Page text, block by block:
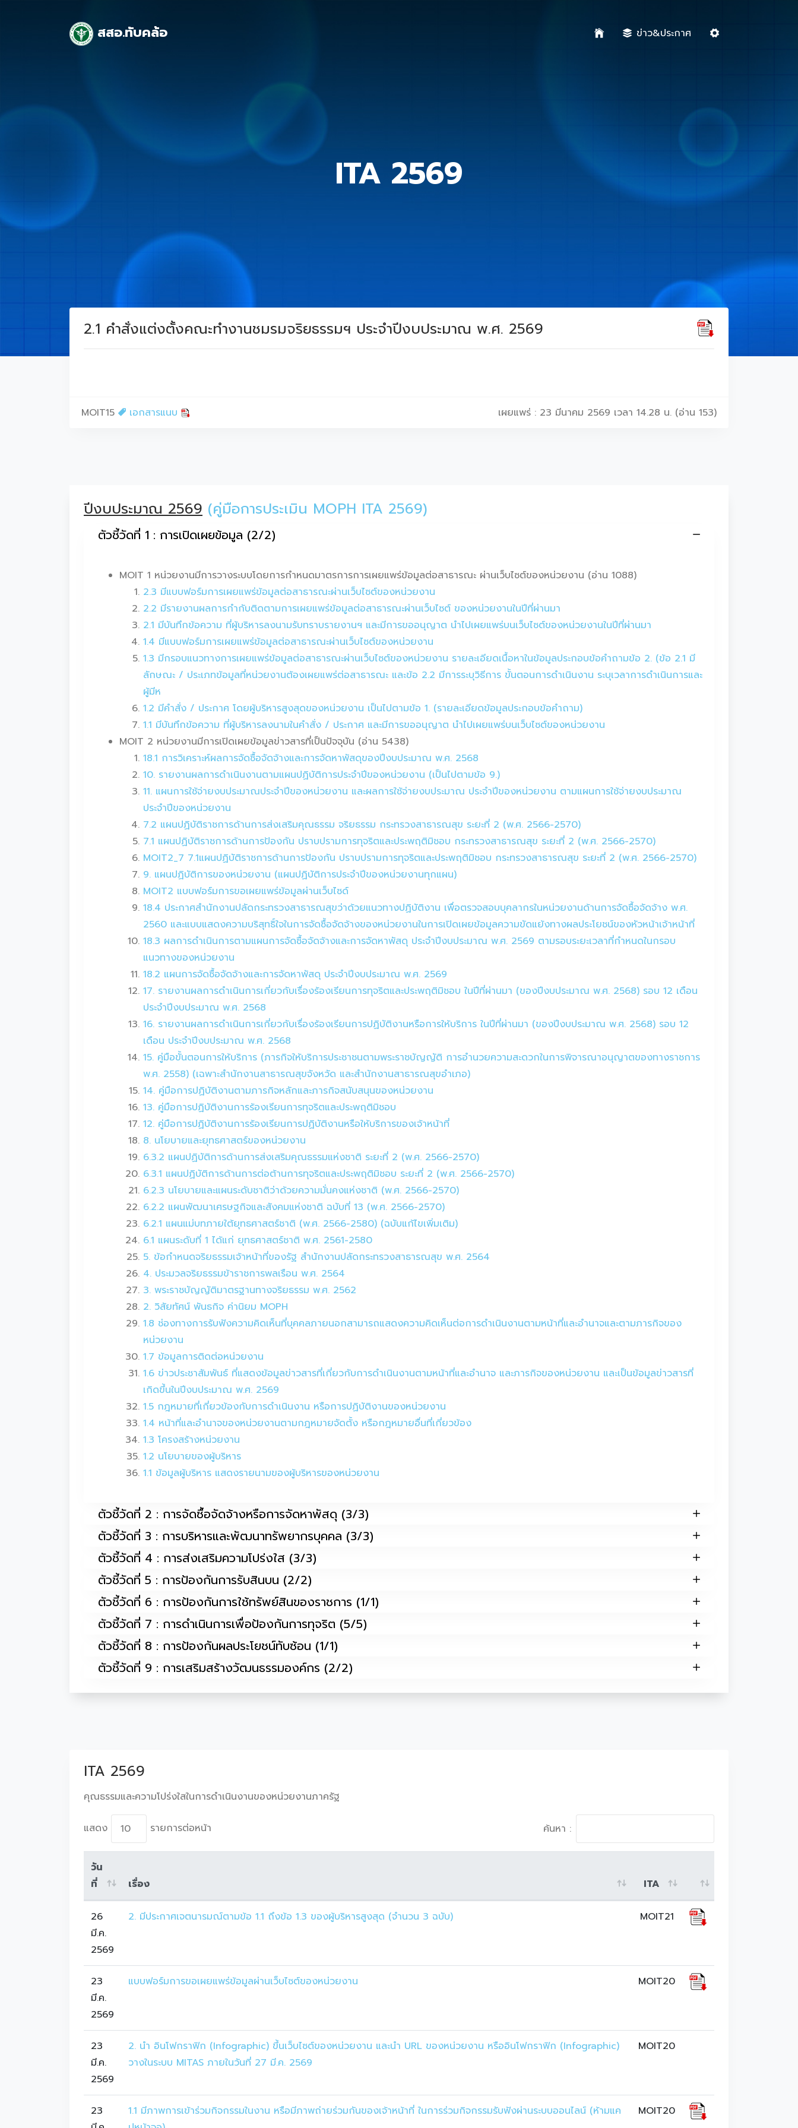
สสอ.ทับคล้อ ข่าว&ประกาศ
ITA 2569
2.1 คำสั่งแต่งตั้งคณะทำงานชมรมจริยธรรมฯ ประจำปีงบประมาณ พ.ศ. 2569
MOIT15 เอกสารแนบ เผยแพร่ : 23 มีนาคม 2569 เวลา 14.28 น. (อ่าน 153)
ปีงบประมาณ 2569 (คู่มือการประเมิน MOPH ITA 2569)
ตัวชี้วัดที่ 1 : การเปิดเผยข้อมูล (2/2)
MOIT 1 หน่วยงานมีการวางระบบโดยการกำหนดมาตรการการเผยแพร่ข้อมูลต่อสาธารณะ ผ่านเว็บไซต์ของหน่วยงาน (อ่าน 1088)
2.3 มีแบบฟอร์มการเผยแพร่ข้อมูลต่อสาธารณะผ่านเว็บไซต์ของหน่วยงาน
2.2 มีรายงานผลการกำกับติดตามการเผยแพร่ข้อมูลต่อสาธารณะผ่านเว็บไซต์ ของหน่วยงานในปีที่ผ่านมา
2.1 มีบันทึกข้อความ ที่ผู้บริหารลงนามรับทราบรายงานฯ และมีการขออนุญาต นำไปเผยแพร่บนเว็บไซต์ของหน่วยงานในปีที่ผ่านมา
1.4 มีแบบฟอร์มการเผยแพร่ข้อมูลต่อสาธารณะผ่านเว็บไซต์ของหน่วยงาน
1.3 มีกรอบแนวทางการเผยแพร่ข้อมูลต่อสาธารณะผ่านเว็บไซต์ของหน่วยงาน รายละเอียดเนื้อหาในข้อมูลประกอบข้อคำถามข้อ 2. (ข้อ 2.1 มี
ลักษณะ / ประเภทข้อมูลที่หน่วยงานต้องเผยแพร่ต่อสาธารณะ และข้อ 2.2 มีการระบุวิธีการ ขั้นตอนการดำเนินงาน ระบุเวลาการดำเนินการและ
ผู้มีห
1.2 มีคำสั่ง / ประกาศ โดยผู้บริหารสูงสุดของหน่วยงาน เป็นไปตามข้อ 1. (รายละเอียดข้อมูลประกอบข้อคำถาม)
1.1 มีบันทึกข้อความ ที่ผู้บริหารลงนามในคำสั่ง / ประกาศ และมีการขออนุญาต นำไปเผยแพร่บนเว็บไซต์ของหน่วยงาน
MOIT 2 หน่วยงานมีการเปิดเผยข้อมูลข่าวสารที่เป็นปัจจุบัน (อ่าน 5438)
18.1 การวิเคราะห์ผลการจัดซื้อจัดจ้างและการจัดหาพัสดุของปีงบประมาณ พ.ศ. 2568
10. รายงานผลการดำเนินงานตามแผนปฏิบัติการประจำปีของหน่วยงาน (เป็นไปตามข้อ 9.)
11. แผนการใช้จ่ายงบประมาณประจำปีของหน่วยงาน และผลการใช้จ่ายงบประมาณ ประจำปีของหน่วยงาน ตามแผนการใช้จ่ายงบประมาณ
ประจำปีของหน่วยงาน
7.2 แผนปฏิบัติราชการด้านการส่งเสริมคุณธรรม จริยธรรม กระทรวงสาธารณสุข ระยะที่ 2 (พ.ศ. 2566-2570)
7.1 แผนปฏิบัติราชการด้านการป้องกัน ปราบปรามการทุจริตและประพฤติมิชอบ กระทรวงสาธารณสุข ระยะที่ 2 (พ.ศ. 2566-2570)
MOIT2_7 7.1แผนปฏิบัติราชการด้านการป้องกัน ปราบปรามการทุจริตและประพฤติมิชอบ กระทรวงสาธารณสุข ระยะที่ 2 (พ.ศ. 2566-2570)
9. แผนปฏิบัติการของหน่วยงาน (แผนปฏิบัติการประจำปีของหน่วยงานทุกแผน)
MOIT2 แบบฟอร์มการขอเผยแพร่ข้อมูลผ่านเว็บไซด์
18.4 ประกาศสำนักงานปลัดกระทรวงสาธารณสุขว่าด้วยแนวทางปฏิบัติงาน เพื่อตรวจสอบบุคลากรในหน่วยงานด้านการจัดซื้อจัดจ้าง พ.ศ.
2560 และแบบแสดงความบริสุทธิ์ใจในการจัดซื้อจัดจ้างของหน่วยงานในการเปิดเผยข้อมูลความขัดแย้งทางผลประโยชน์ของหัวหน้าเจ้าหน้าที่
18.3 ผลการดำเนินการตามแผนการจัดซื้อจัดจ้างและการจัดหาพัสดุ ประจำปีงบประมาณ พ.ศ. 2569 ตามรอบระยะเวลาที่กำหนดในกรอบ
แนวทางของหน่วยงาน
18.2 แผนการจัดซื้อจัดจ้างและการจัดหาพัสดุ ประจำปีงบประมาณ พ.ศ. 2569
17. รายงานผลการดำเนินการเกี่ยวกับเรื่องร้องเรียนการทุจริตและประพฤติมิชอบ ในปีที่ผ่านมา (ของปีงบประมาณ พ.ศ. 2568) รอบ 12 เดือน
ประจำปีงบประมาณ พ.ศ. 2568
16. รายงานผลการดำเนินการเกี่ยวกับเรื่องร้องเรียนการปฏิบัติงานหรือการให้บริการ ในปีที่ผ่านมา (ของปีงบประมาณ พ.ศ. 2568) รอบ 12
เดือน ประจำปีงบประมาณ พ.ศ. 2568
15. คู่มือขั้นตอนการให้บริการ (ภารกิจให้บริการประชาชนตามพระราชบัญญัติ การอำนวยความสะดวกในการพิจารณาอนุญาตของทางราชการ
พ.ศ. 2558) (เฉพาะสำนักงานสาธารณสุขจังหวัด และสำนักงานสาธารณสุขอำเภอ)
14. คู่มือการปฏิบัติงานตามภารกิจหลักและภารกิจสนับสนุนของหน่วยงาน
13. คู่มือการปฏิบัติงานการร้องเรียนการทุจริตและประพฤติมิชอบ
12. คู่มือการปฏิบัติงานการร้องเรียนการปฏิบัติงานหรือให้บริการของเจ้าหน้าที่
8. นโยบายและยุทธศาสตร์ของหน่วยงาน
6.3.2 แผนปฏิบัติการด้านการส่งเสริมคุณธรรมแห่งชาติ ระยะที่ 2 (พ.ศ. 2566-2570)
6.3.1 แผนปฏิบัติการด้านการต่อต้านการทุจริตและประพฤติมิชอบ ระยะที่ 2 (พ.ศ. 2566-2570)
6.2.3 นโยบายและแผนระดับชาติว่าด้วยความมั่นคงแห่งชาติ (พ.ศ. 2566-2570)
6.2.2 แผนพัฒนาเศรษฐกิจและสังคมแห่งชาติ ฉบับที่ 13 (พ.ศ. 2566-2570)
6.2.1 แผนแม่บทภายใต้ยุทธศาสตร์ชาติ (พ.ศ. 2566-2580) (ฉบับแก้ไขเพิ่มเติม)
6.1 แผนระดับที่ 1 ได้แก่ ยุทธศาสตร์ชาติ พ.ศ. 2561-2580
5. ข้อกำหนดจริยธรรมเจ้าหน้าที่ของรัฐ สำนักงานปลัดกระทรวงสาธารณสุข พ.ศ. 2564
4. ประมวลจริยธรรมข้าราชการพลเรือน พ.ศ. 2564
3. พระราชบัญญัติมาตรฐานทางจริยธรรม พ.ศ. 2562
2. วิสัยทัศน์ พันธกิจ ค่านิยม MOPH
1.8 ช่องทางการรับฟังความคิดเห็นที่บุคคลภายนอกสามารถแสดงความคิดเห็นต่อการดำเนินงานตามหน้าที่และอำนาจและตามภารกิจของ
หน่วยงาน
1.7 ข้อมูลการติดต่อหน่วยงาน
1.6 ข่าวประชาสัมพันธ์ ที่แสดงข้อมูลข่าวสารที่เกี่ยวกับการดำเนินงานตามหน้าที่และอำนาจ และภารกิจของหน่วยงาน และเป็นข้อมูลข่าวสารที่
เกิดขึ้นในปีงบประมาณ พ.ศ. 2569
1.5 กฎหมายที่เกี่ยวข้องกับการดำเนินงาน หรือการปฏิบัติงานของหน่วยงาน
1.4 หน้าที่และอำนาจของหน่วยงานตามกฎหมายจัดตั้ง หรือกฎหมายอื่นที่เกี่ยวข้อง
1.3 โครงสร้างหน่วยงาน
1.2 นโยบายของผู้บริหาร
1.1 ข้อมูลผู้บริหาร แสดงรายนามของผู้บริหารของหน่วยงาน
ตัวชี้วัดที่ 2 : การจัดซื้อจัดจ้างหรือการจัดหาพัสดุ (3/3)
ตัวชี้วัดที่ 3 : การบริหารและพัฒนาทรัพยากรบุคคล (3/3)
ตัวชี้วัดที่ 4 : การส่งเสริมความโปร่งใส (3/3)
ตัวชี้วัดที่ 5 : การป้องกันการรับสินบน (2/2)
ตัวชี้วัดที่ 6 : การป้องกันการใช้ทรัพย์สินของราชการ (1/1)
ตัวชี้วัดที่ 7 : การดำเนินการเพื่อป้องกันการทุจริต (5/5)
ตัวชี้วัดที่ 8 : การป้องกันผลประโยชน์ทับซ้อน (1/1)
ตัวชี้วัดที่ 9 : การเสริมสร้างวัฒนธรรมองค์กร (2/2)
ITA 2569
คุณธรรมและความโปร่งใสในการดำเนินงานของหน่วยงานภาครัฐ
แสดง รายการต่อหน้า ค้นหา :
วัน
ที่
เรื่อง ITA
26
มี.ค.
2569
2. มีประกาศเจตนารมณ์ตามข้อ 1.1 ถึงข้อ 1.3 ของผู้บริหารสูงสุด (จำนวน 3 ฉบับ) MOIT21
23
มี.ค.
2569
แบบฟอร์มการขอเผยแพร่ข้อมูลผ่านเว็บไซต์ของหน่วยงาน MOIT20
23
มี.ค.
2569
2. นำ อินโฟกราฟิก (Infographic) ขึ้นเว็บไซต์ของหน่วยงาน และนำ URL ของหน่วยงาน หรืออินโฟกราฟิก (Infographic)
วางในระบบ MITAS ภายในวันที่ 27 มี.ค. 2569
MOIT20
23
1.1 มีภาพการเข้าร่วมกิจกรรมในงาน หรือมีภาพถ่ายร่วมกันของเจ้าหน้าที่ ในการร่วมกิจกรรมรับฟังผ่านระบบออนไลน์ (ห้ามแค
MOIT20